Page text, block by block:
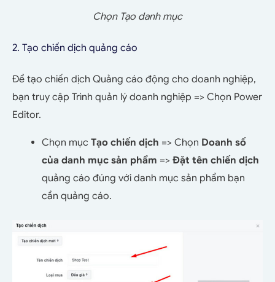
Chọn Tạo danh mục
2. Tạo chiến dịch quảng cáo
Để tạo chiến dịch Quảng cáo động cho doanh nghiệp,
bạn truy cập Trình quản lý doanh nghiệp => Chọn Power
Editor.
Chọn mục Tạo chiến dịch => Chọn Doanh số
của danh mục sản phẩm => Đặt tên chiến dịch
quảng cáo đúng với danh mục sản phẩm bạn
cần quảng cáo.